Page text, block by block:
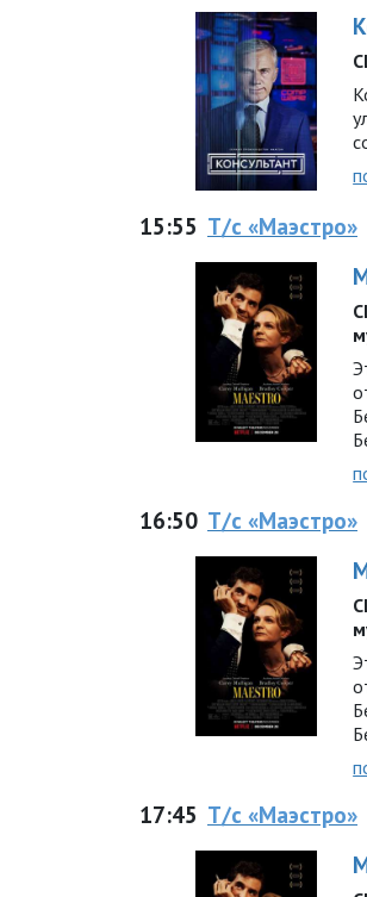
15:55 Т/с «Маэстро»
16:50 Т/с «Маэстро»
17:45 Т/с «Маэстро»